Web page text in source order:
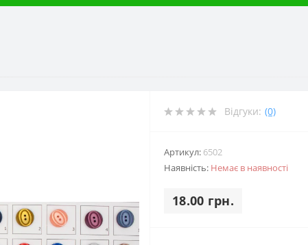
Відгуки: (0)
Артикул: 6502
Наявність: Немає в наявності
18.00 грн.